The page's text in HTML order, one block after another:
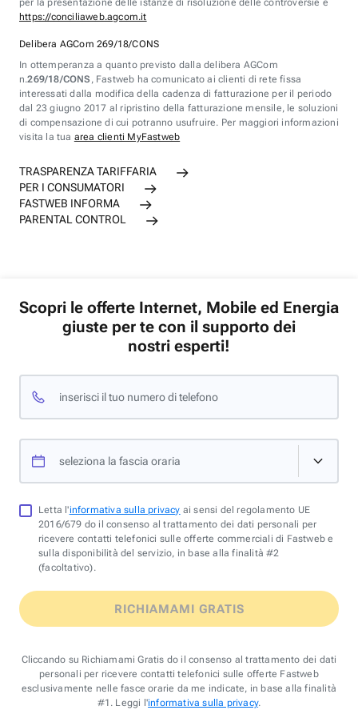
per la presentazione delle istanze di risoluzione delle controversie è
https://conciliaweb.agcom.it
Delibera AGCom 269/18/CONS
In ottemperanza a quanto previsto dalla delibera AGCom
n.269/18/CONS , Fastweb ha comunicato ai clienti di rete fissa
interessati dalla modifica della cadenza di fatturazione per il periodo
dal 23 giugno 2017 al ripristino della fatturazione mensile, le soluzioni
di compensazione di cui potranno usufruire. Per maggiori informazioni
visita la tua area clienti MyFastweb
TRASPARENZA TARIFFARIA
PER I CONSUMATORI
FASTWEB INFORMA
PARENTAL CONTROL
Scopri le offerte Internet, Mobile ed Energia
giuste per te con il supporto dei
nostri esperti!
inserisci il tuo numero di telefono
seleziona la fascia oraria
Letta l'informativa sulla privacy ai sensi del regolamento UE
2016/679 do il consenso al trattamento dei dati personali per
ricevere contatti telefonici sulle offerte commerciali di Fastweb e
sulla disponibilità del servizio, in base alla finalità #2
(facoltativo).
RICHIAMAMI GRATIS
Cliccando su Richiamami Gratis do il consenso al trattamento dei dati
personali per ricevere contatti telefonici sulle offerte Fastweb
esclusivamente nelle fasce orarie da me indicate, in base alla finalità
#1. Leggi l'informativa sulla privacy.